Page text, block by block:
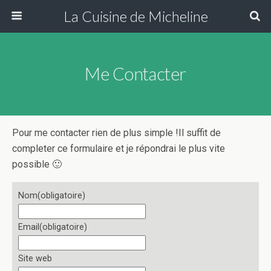
La Cuisine de Micheline
Me Contacter
Pour me contacter rien de plus simple !Il suffit de
completer ce formulaire et je répondrai le plus vite
possible 🙂
Nom(obligatoire)
Email (obligatoire)
Site web